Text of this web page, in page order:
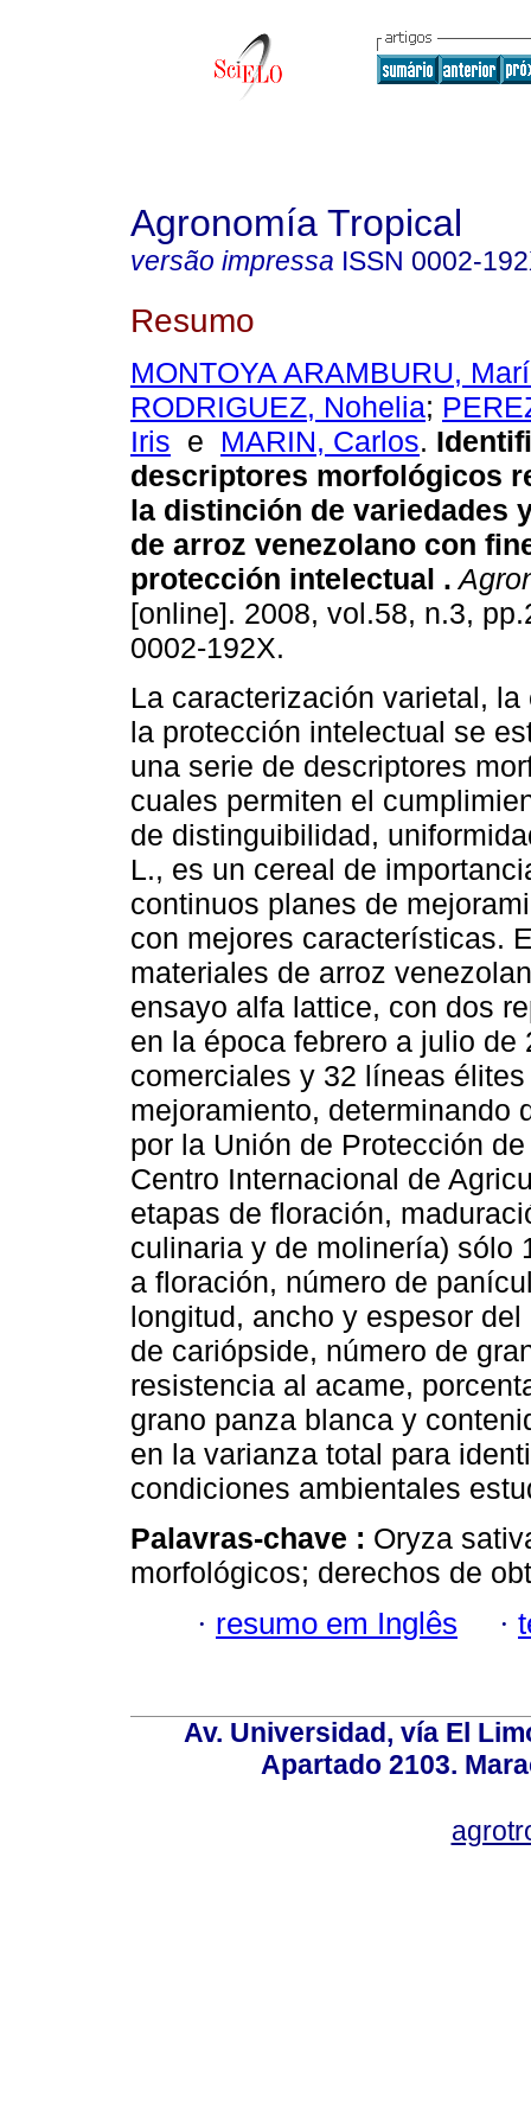
Agronomía Tropical
versão impressa ISSN 0002-
Resumo
MONTOYA ARAMBURU,
RODRIGUEZ, Nohelia;
Iris e MARIN, Carlos.
descriptores morfológicos
la distinción de variedades
de arroz venezolano con
protección intelectual .
[online]. 2008, vol.58, n.3,
0002-192X.
La caracterización varietal,
la protección intelectual se
una serie de descriptores
cuales permiten el
de distinguibilidad,
L., es un cereal de
continuos planes de
con mejores características.
materiales de arroz
ensayo alfa lattice, con dos
en la época febrero a julio
comerciales y 32 líneas
mejora­miento, determinando
por la Unión de Protección
Centro Internacional de
etapas de floración,
culinaria y de molinería) sólo
a floración, número de
longitud, ancho y espesor
de cariópside, número de
resistencia al acame,
grano panza blanca y
en la varianza total para
condiciones ambientales
Palavras-chave : Oryza
morfológicos; derechos de
· resumo em Inglês ·
Av. Universidad, vía El
Apartado 2103.